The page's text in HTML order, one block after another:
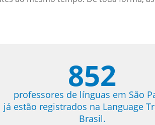
852
professores de línguas em São
já estão registrados na Language
Brasil.